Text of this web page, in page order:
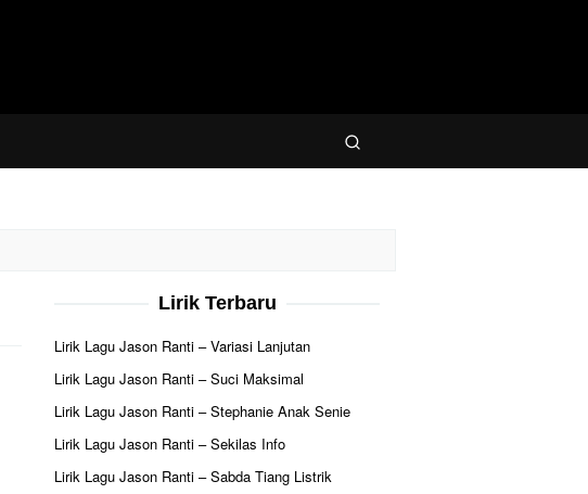
Lirik Terbaru
Lirik Lagu Jason Ranti – Variasi Lanjutan
Lirik Lagu Jason Ranti – Suci Maksimal
Lirik Lagu Jason Ranti – Stephanie Anak Senie
Lirik Lagu Jason Ranti – Sekilas Info
Lirik Lagu Jason Ranti – Sabda Tiang Listrik